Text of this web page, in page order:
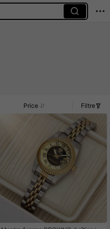
Price Filtre